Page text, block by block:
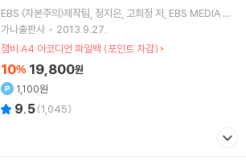
EBS 〈자본주의〉제작팀 정지은 고희정 저 EBS MEDIA 기
획
가나출판사
2013.9.27.
잼비 A4 아코디언 파일백 (포인트 차감)
10% 19,800원
1,100원
9.5(1,045)